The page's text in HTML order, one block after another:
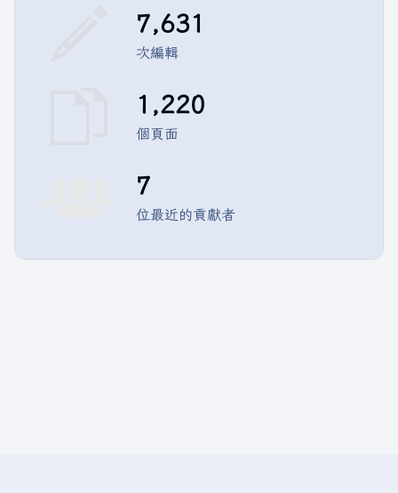
7,631
次編輯
1,220
個頁面
7
位最近的貢獻者